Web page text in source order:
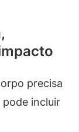
precisa
incluir